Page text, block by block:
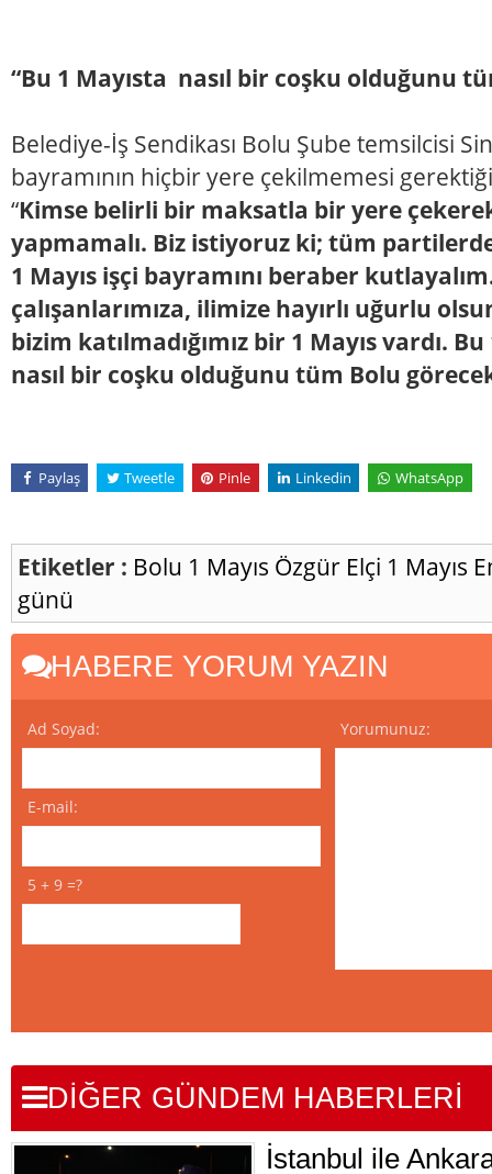
“Bu 1 Mayısta nasıl bir coşku olduğunu
Belediye-İş Sendikası Bolu Şube temsilcisi
bayramının hiçbir yere çekilmemesi
“Kimse belirli bir maksatla bir yere
yapmamalı. Biz istiyoruz ki; tüm
1 Mayıs işçi bayramını beraber
çalışanlarımıza, ilimize hayırlı uğurlu
bizim katılmadığımız bir 1 Mayıs vardı.
nasıl bir coşku olduğunu tüm Bolu
Paylaş Tweetle Pinle Linkedin WhatsApp
Etiketler : Bolu 1 Mayıs Özgür Elçi 1 Mayıs
günü
HABERE YORUM YAZIN
Ad Soyad:
E-mail:
5 + 9 =?
Yorumunuz:
DİĞER GÜNDEM HABERLERİ
İstanbul ile